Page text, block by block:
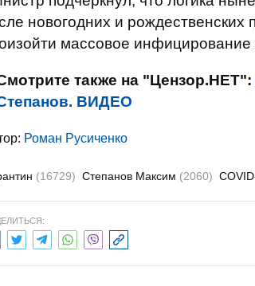
новогодних и рождественских
массовое
также на "Цензор.НЕТ":
ВИДЕО
Роман Русиченко
(16729) Степанов Максим (2060)